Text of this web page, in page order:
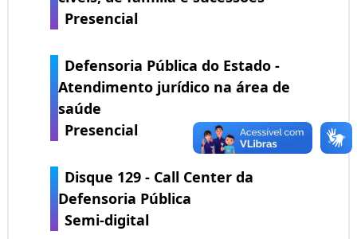
Presencial
Defensoria Pública do Estado -
Atendimento jurídico na área de
saúde
Presencial
Disque 129 - Call Center da
Defensoria Pública
Semi-digital